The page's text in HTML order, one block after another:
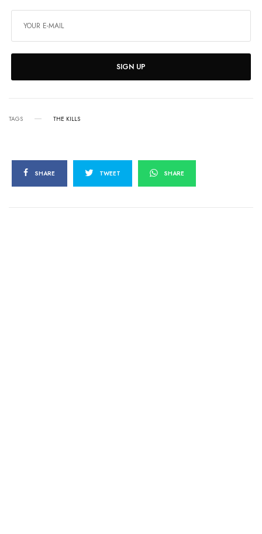
SIGN UP
TAGS THE KILLS
SHARE TWEET SHARE